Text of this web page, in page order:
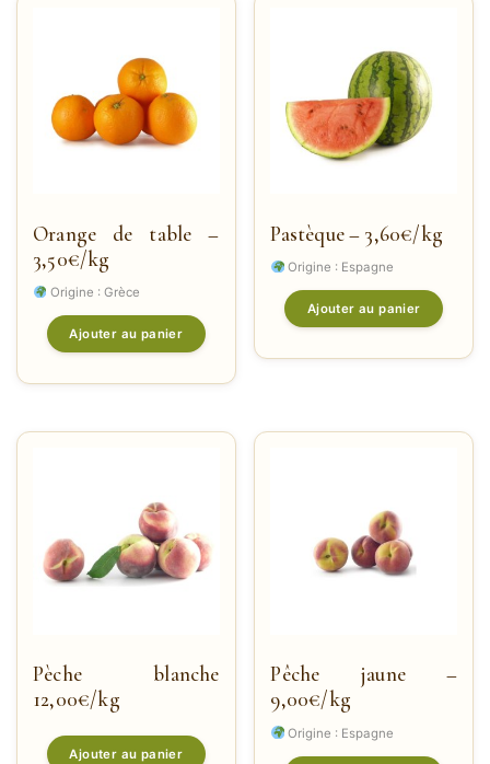
Orange de table –
3,50€/kg
Origine : Grèce
Ajouter au panier
Pastèque – 3,60€/kg
Origine : Espagne
Ajouter au panier
Pèche blanche
12,00€/kg
Ajouter au panier
Pêche jaune –
9,00€/kg
Origine : Espagne